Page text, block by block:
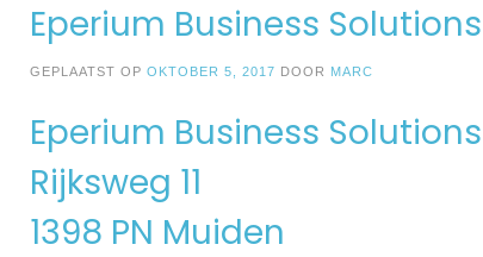
Eperium Business
GEPLAATST OP OKTOBER 5, 2017 DOOR MARC
Eperium Business
Rijksweg 11
1398 PN Muiden